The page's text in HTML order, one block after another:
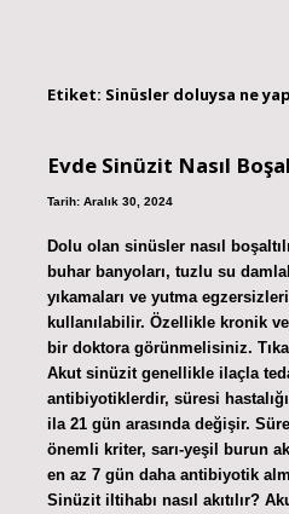
Etiket: Sinüsler doluysa ne
Evde Sinüzit Nasıl
Tarih: Aralık 30, 2024
Dolu olan sinüsler nasıl
buhar banyoları, tuzlu su
yıkamaları ve yutma
kullanılabilir. Özellikle kronik
bir doktora görünmelisiniz.
Akut sinüzit genellikle ilaçla
antibiyotiklerdir, süresi
ila 21 gün arasında değişir.
önemli kriter, sarı-yeşil burun
en az 7 gün daha antibiyotik
Sinüzit iltihabı nasıl akıtılır?